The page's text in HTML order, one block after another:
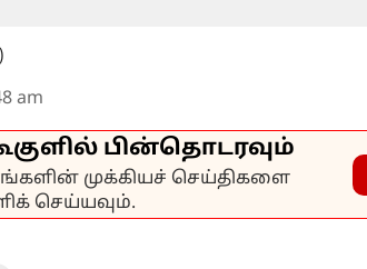
am
பின்தொடரவும்
முக்கியச் செய்திகளை
செய்யவும்.